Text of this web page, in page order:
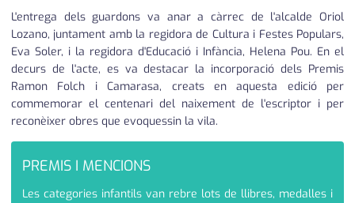
L'entrega dels guardons va anar a càrrec de l'alcalde Oriol
Lozano, juntament amb la regidora de Cultura i Festes Populars,
Eva Soler, i la regidora d'Educació i Infància, Helena Pou. En el
decurs de l'acte, es va destacar la incorporació dels Premis
Ramon Folch i Camarasa, creats en aquesta edició per
commemorar el centenari del naixement de l'escriptor i per
reconèixer obres que evoquessin la vila.
PREMIS I MENCIONS
Les categories infantils van rebre lots de llibres, medalles i